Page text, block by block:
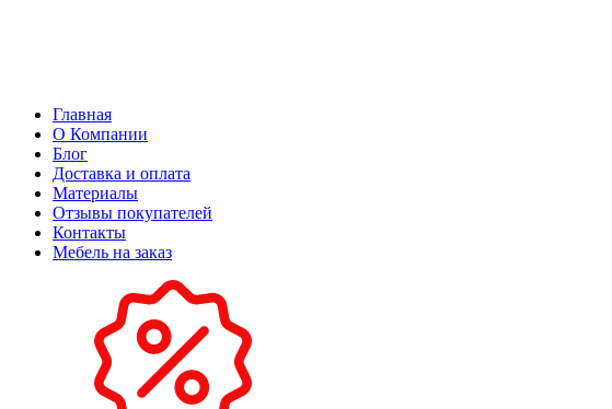
Главная
О Компании
Блог
Доставка и оплата
Материалы
Отзывы покупателей
Контакты
Мебель на заказ